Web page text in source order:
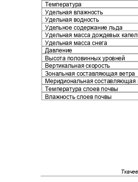
Температура
Удельная влажность
Удельная водность
Удельное содержание льда
Удельная масса дождевых
Удельная масса снега
Давление
Высота половинных уровней
Вертикальная скорость
Зональная составляющая ветра
Меридиональная составляющая
Температура слоев почвы
Влажность слоев почвы